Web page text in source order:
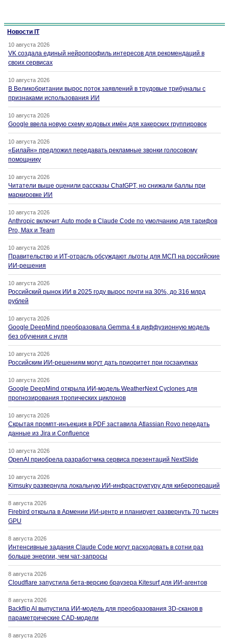
Новости IT
10 августа 2026
VK создала единый нейропрофиль интересов для рекомендаций в
своих сервисах
10 августа 2026
В Великобритании вырос поток заявлений в трудовые трибуналы с
признаками использования ИИ
10 августа 2026
Google ввела новую схему кодовых имён для хакерских группировок
10 августа 2026
«Билайн» предложил передавать рекламные звонки голосовому
помощнику
10 августа 2026
Читатели выше оценили рассказы ChatGPT, но снижали баллы при
маркировке ИИ
10 августа 2026
Anthropic включит Auto mode в Claude Code по умолчанию для тарифов
Pro, Max и Team
10 августа 2026
Правительство и ИТ-отрасль обсуждают льготы для МСП на российские
ИИ-решения
10 августа 2026
Российский рынок ИИ в 2025 году вырос почти на 30%, до 316 млрд
рублей
10 августа 2026
Google DeepMind преобразовала Gemma 4 в диффузионную модель
без обучения с нуля
10 августа 2026
Российским ИИ-решениям могут дать приоритет при госзакупках
10 августа 2026
Google DeepMind открыла ИИ-модель WeatherNext Cyclones для
прогнозирования тропических циклонов
10 августа 2026
Скрытая промпт-инъекция в PDF заставила Atlassian Rovo передать
данные из Jira и Confluence
10 августа 2026
OpenAI приобрела разработчика сервиса презентаций NextSlide
10 августа 2026
Kimsuky развернула локальную ИИ-инфраструктуру для киберопераций
8 августа 2026
Firebird открыла в Армении ИИ-центр и планирует развернуть 70 тысяч
GPU
8 августа 2026
Интенсивные задания Claude Code могут расходовать в сотни раз
больше энергии, чем чат-запросы
8 августа 2026
Cloudflare запустила бета-версию браузера Kitesurf для ИИ-агентов
8 августа 2026
Backflip AI выпустила ИИ-модель для преобразования 3D-сканов в
параметрические CAD-модели
8 августа 2026